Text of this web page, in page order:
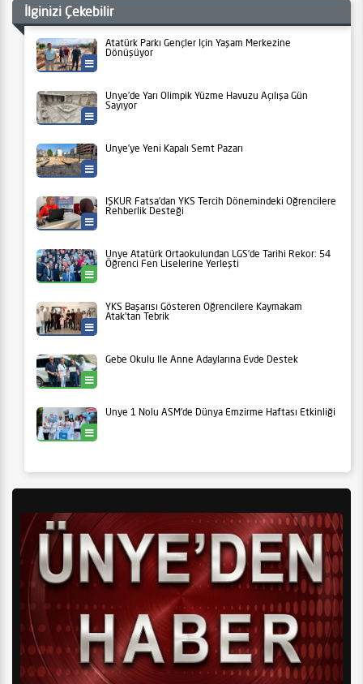
İlginizi Çekebilir
Atatürk Parkı Gençler İçin Yaşam Merkezine
Dönüşüyor
Ünye’de Yarı Olimpik Yüzme Havuzu Açılışa Gün
Sayıyor
Ünye’ye Yeni Kapalı Semt Pazarı
İŞKUR Fatsa’dan YKS Tercih Dönemindeki Öğrencilere
Rehberlik Desteği
Ünye Atatürk Ortaokulundan LGS’de Tarihi Rekor: 54
Öğrenci Fen Liselerine Yerleşti
YKS Başarısı Gösteren Öğrencilere Kaymakam
Atak’tan Tebrik
Gebe Okulu İle Anne Adaylarına Evde Destek
Ünye 1 Nolu ASM’de Dünya Emzirme Haftası Etkinliği